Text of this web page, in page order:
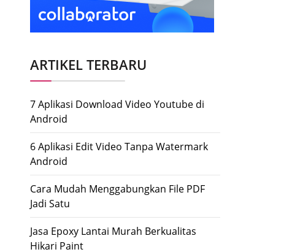
ARTIKEL TERBARU
7 Aplikasi Download Video Youtube di
Android
6 Aplikasi Edit Video Tanpa Watermark
Android
Cara Mudah Menggabungkan File PDF
Jadi Satu
Jasa Epoxy Lantai Murah Berkualitas
Hikari Paint